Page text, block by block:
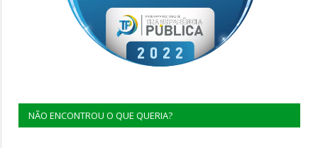
NÃO ENCONTROU O QUE QUERIA?